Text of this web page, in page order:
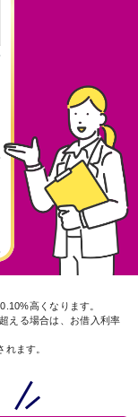
高くなります。
える場合は、お借入利率
ます。